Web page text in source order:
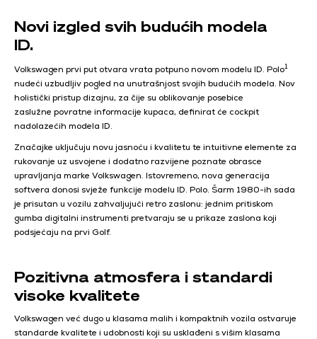
Novi izgled svih budućih modela
ID.
Volkswagen prvi put otvara vrata potpuno novom modelu ID. Polo1
nudeći uzbudljiv pogled na unutrašnjost svojih budućih modela. Nov
holistički pristup dizajnu, za čije su oblikovanje posebice
zaslužne povratne informacije kupaca, definirat će cockpit
nadolazećih modela ID.
Značajke uključuju novu jasnoću i kvalitetu te intuitivne elemente za
rukovanje uz usvojene i dodatno razvijene poznate obrasce
upravljanja marke Volkswagen. Istovremeno, nova generacija
softvera donosi svježe funkcije modelu ID. Polo. Šarm 1980-ih sada
je prisutan u vozilu zahvaljujući retro zaslonu: jednim pritiskom
gumba digitalni instrumenti pretvaraju se u prikaze zaslona koji
podsjećaju na prvi Golf.
Pozitivna atmosfera i standardi
visoke kvalitete
Volkswagen već dugo u klasama malih i kompaktnih vozila ostvaruje
standarde kvalitete i udobnosti koji su usklađeni s višim klasama